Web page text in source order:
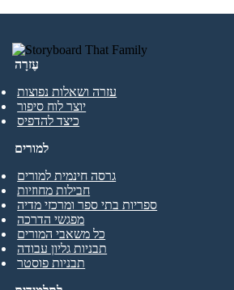
עֶזרָה
עזרה ושאלות נפוצות
יוצר לוח סיפור
כיצד להדפיס
למורים
גרסה חינמית למורים
חבילות מחוזיות
ספריות בתי ספר ומרכזי מדיה
מפגשי הדרכה
כל משאבי המורים
תבניות גליון עבודה
תבניות פוסטר